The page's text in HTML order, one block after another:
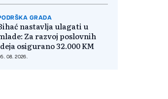
GRADA
nastavlja ulagati u
Za razvoj poslovnih
osigurano 32.000 KM
08. 2026.